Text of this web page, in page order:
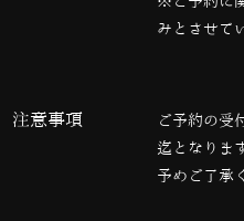
みとさせて
注意事項
ご予約の受
迄となりま
予めご了承